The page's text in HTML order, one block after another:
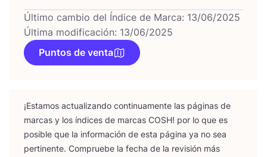
Último cambio del Índice de Marca: 13/06/2025
Última modificación: 13/06/2025
Puntos de venta
¡Esta­mos actua­li­zan­do con­ti­nua­men­te las pági­nas de
mar­cas y los índi­ces de mar­cas COSH! por lo que es
posi­ble que la infor­ma­ción de esta pági­na ya no sea
per­ti­nen­te. Com­prue­be la fecha de la revi­sión más